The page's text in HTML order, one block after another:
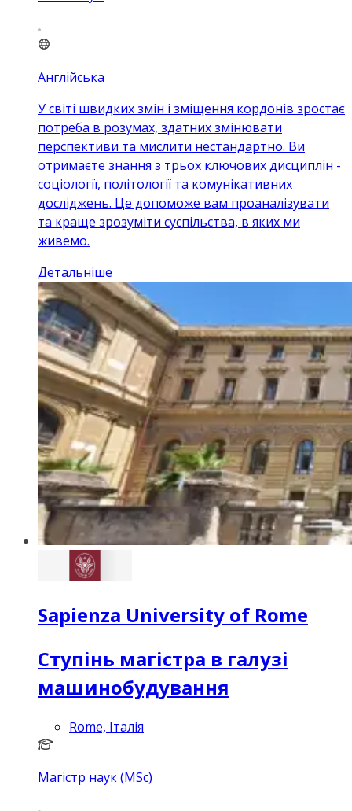
Англійська
У світі швидких змін і зміщення кордонів зростає
потреба в розумах, здатних змінювати
перспективи та мислити нестандартно. Ви
отримаєте знання з трьох ключових дисциплін -
соціології, політології та комунікативних
досліджень. Це допоможе вам проаналізувати
та краще зрозуміти суспільства, в яких ми
живемо.
Детальніше
Sapienza University of Rome
Ступінь магістра в галузі
машинобудування
Rome, Італія
Магістр наук (MSc)